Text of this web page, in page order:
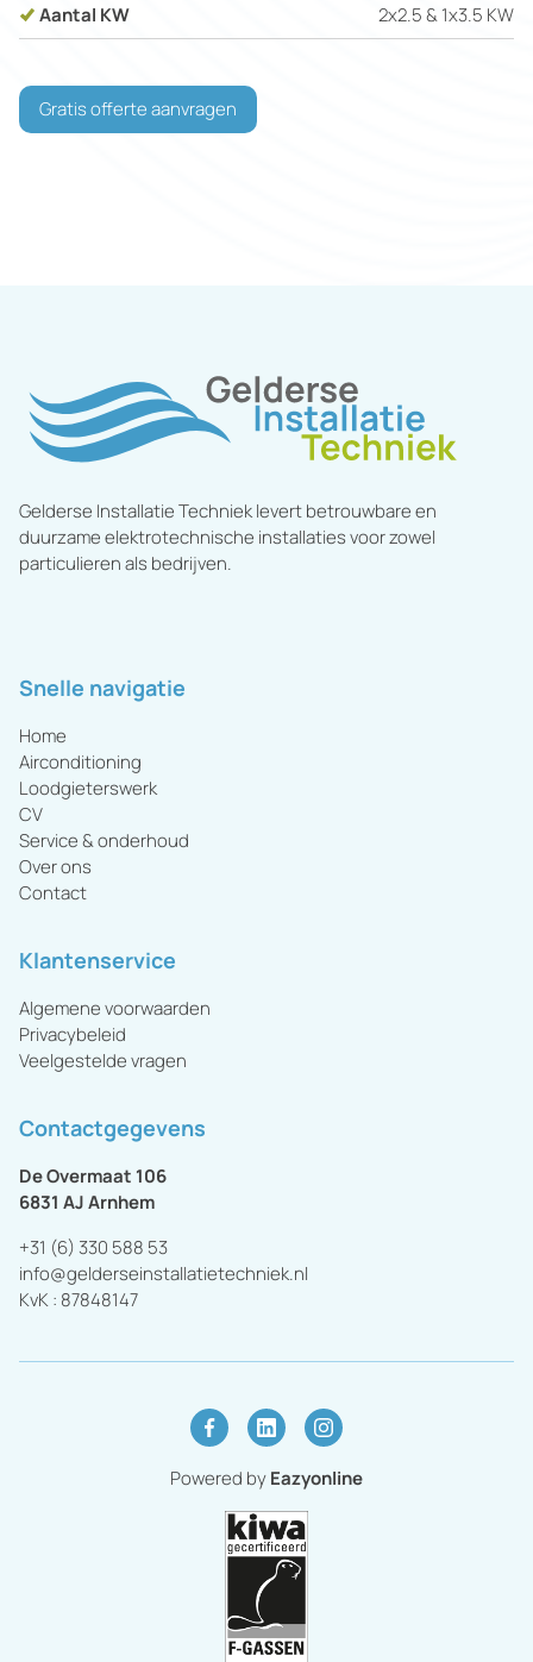
Aantal KW
2x2.5 & 1x3.5 KW
Gratis offerte aanvragen
Gelderse Installatie Techniek levert betrouwbare en
duurzame elektrotechnische installaties voor zowel
particulieren als bedrijven.
Snelle navigatie
Home
Airconditioning
Loodgieterswerk
CV
Service & onderhoud
Over ons
Contact
Klantenservice
Algemene voorwaarden
Privacybeleid
Veelgestelde vragen
Contactgegevens
De Overmaat 106
6831 AJArnhem
+31 (6) 330 588 53
info@gelderseinstallatietechniek.nl
KvK : 87848147
Powered byEazyonline